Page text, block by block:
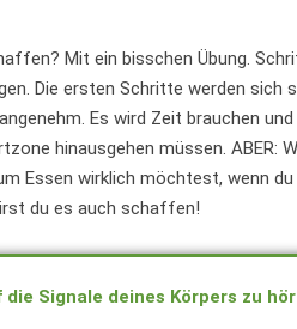
Mit ein bisschen Übung.
Die ersten Schritte werden sich
Es wird Zeit brauchen
hinausgehen müssen. ABER:
Essen wirklich möchtest, wenn
du es auch schaffen!
Signale deines Körpers zu